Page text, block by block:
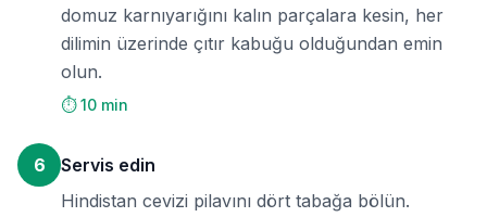
domuz karnıyarığını kalın parçalara kesin, her
dilimin üzerinde çıtır kabuğu olduğundan emin
olun.
⏱️ 10 min
6
Servis edin
Hindistan cevizi pilavını dört tabağa bölün.